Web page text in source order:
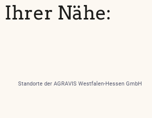
Nähe:
Standorte der AGRAVIS Westfalen-Hessen GmbH